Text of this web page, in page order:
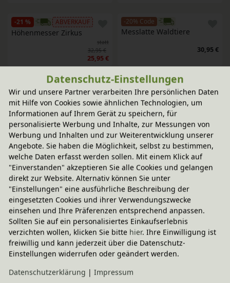
-21 % ABVERKAUF
Höhenmesser Zirkus
statt
32,95 €
25,95 €
-20% Code
Messlatte Waldtiere
30,95 €
ABVERKAUF
Höhenmesser Haus
statt
32,95 €
26,95 €
-20% Code
Messleiste Zollstock
-20% Code
Messleiste
In verschiedenen
Farben
38,95 €
-20% Code
Messleiste Auf der Lichtung
16,95 €
-20% Code
Messleiste Feuerwehr
18,95 €
-20% Code
Messlatte Messleiste
Dschungel aus Holz
15,95 €
Datenschutz-Einstellungen
Wir und unsere Partner verarbeiten Ihre persönlichen Daten
mit Hilfe von Cookies sowie ähnlichen Technologien, um
Informationen auf Ihrem Gerät zu speichern, für
personalisierte Werbung und Inhalte, zur Messungen von
Werbung und Inhalten und zur Weiterentwicklung unserer
Angebote. Sie haben die Möglichkeit, selbst zu bestimmen,
welche Daten erfasst werden sollen. Mit einem Klick auf
"Einverstanden" akzeptieren Sie alle Cookies und gelangen
direkt zur Website. Alternativ können Sie unter
"Einstellungen" eine ausführliche Beschreibung der
eingesetzten Cookies und ihrer Verwendungszwecke
einsehen und Ihre Präferenzen entsprechend anpassen.
Sollten Sie auf ein personalisiertes Einkaufserlebnis
verzichten wollen, klicken Sie bitte hier. Ihre Einwilligung ist
freiwillig und kann jederzeit über die Datenschutz-
Einstellungen widerrufen oder geändert werden.
Daten­schutz­erklärung | Impressum